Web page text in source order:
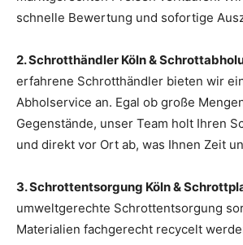
schnelle Bewertung und sofortige
2. Schrotthändler Köln &
erfahrene Schrotthändler bieten wir
Abholservice an. Egal ob große
Gegenstände, unser Team holt Ihren
und direkt vor Ort ab, was Ihnen Zeit
3. Schrottentsorgung Köln &
umweltgerechte Schrottentsorgung
Materialien fachgerecht recycelt